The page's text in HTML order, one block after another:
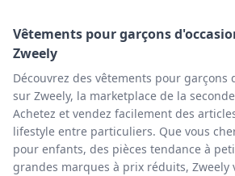
Vêtements pour garçons
Zweely
Découvrez des vêtements pour garçons
sur Zweely, la marketplace de la
Achetez et vendez facilement des
lifestyle entre particuliers. Que vous
pour enfants, des pièces tendance à
grandes marques à prix réduits, Zweely